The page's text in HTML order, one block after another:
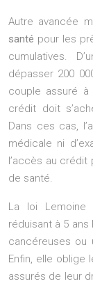
Autre avancée
santé pour les
cumulatives.
dépasser 200
couple assuré à
crédit doit
Dans ces cas,
médicale ni
l’accès au
de santé.
La loi Lemoine
réduisant à 5
cancéreuses ou
Enfin, elle oblige
assurés de leur